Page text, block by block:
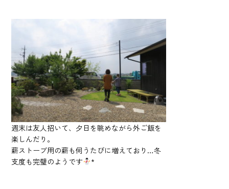
週末は友人招いて、夕日を眺めながら外ご飯を
楽しんだり。
薪ストーブ用の薪も伺うたびに増えており…冬
支度も完璧のようです
*